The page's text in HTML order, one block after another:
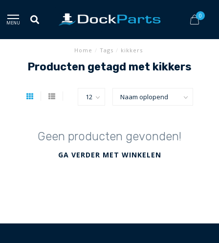
MENU
0
Home / Tags / kikkers
Producten getagd met kikkers
Geen producten gevonden!
GA VERDER MET WINKELEN